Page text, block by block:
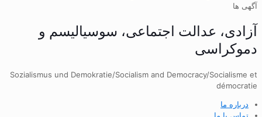
آگهی ها
آزادی، عدالت اجتماعی، سوسیالیسم و
دموکراسی
Sozialismus und Demokratie/Socialism and Democracy/Socialisme et
démocratie
درباره ما